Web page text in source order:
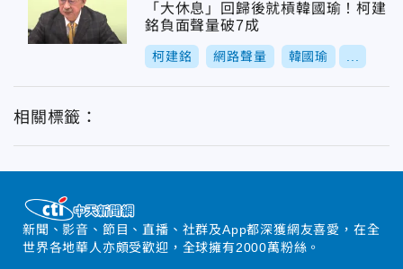
「大休息」回歸後就槓韓國瑜！柯建
銘負面聲量破7成
柯建銘 網路聲量 韓國瑜
相關標籤：
新聞、影音、節目、直播、社群及App都深獲網友喜愛，在全
世界各地華人亦頗受歡迎，全球擁有2000萬粉絲。